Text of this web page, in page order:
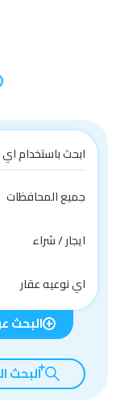
جميع المحافظات
ايجار / شراء
اي نوعيه عقار
البحث
البحث